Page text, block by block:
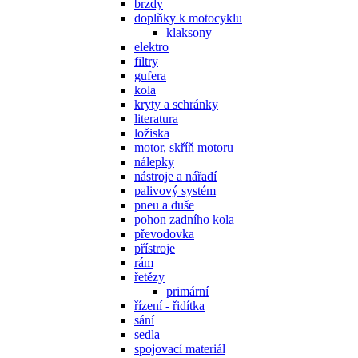
brzdy
doplňky k motocyklu
klaksony
elektro
filtry
gufera
kola
kryty a schránky
literatura
ložiska
motor, skříň motoru
nálepky
nástroje a nářadí
palivový systém
pneu a duše
pohon zadního kola
převodovka
přístroje
rám
řetězy
primární
řízení - řidítka
sání
sedla
spojovací materiál